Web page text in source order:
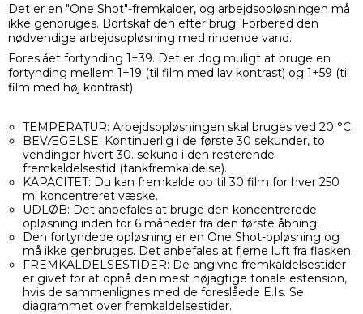
Det er en "One Shot"-fremkalder, og arbejdsopløsningen må
ikke genbruges. Bortskaf den efter brug. Forbered den
nødvendige arbejdsopløsning med rindende vand.
Foreslået fortynding 1+39. Det er dog muligt at bruge en
fortynding mellem 1+19 (til film med lav kontrast) og 1+59 (til
film med høj kontrast)
TEMPERATUR: Arbejdsopløsningen skal bruges ved 20 °C.
BEVÆGELSE: Kontinuerlig i de første 30 sekunder, to
vendinger hvert 30. sekund i den resterende
fremkaldelsestid (tankfremkaldelse).
KAPACITET: Du kan fremkalde op til 30 film for hver 250
ml koncentreret væske.
UDLØB: Det anbefales at bruge den koncentrerede
opløsning inden for 6 måneder fra den første åbning.
Den fortyndede opløsning er en One Shot-opløsning og
må ikke genbruges. Det anbefales at fjerne luft fra flasken.
FREMKALDELSESTIDER: De angivne fremkaldelsestider
er givet for at opnå den mest nøjagtige tonale estension,
hvis de sammenlignes med de foreslåede E.Is. Se
diagrammet over fremkaldelsestider.